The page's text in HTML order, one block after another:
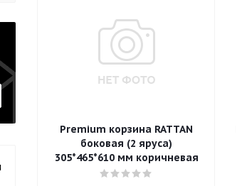
Premium корзина RATTAN
боковая (2 яруса)
305*465*610 мм коричневая